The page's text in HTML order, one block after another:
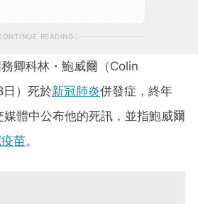
READING
卿科林・鮑威爾（Colin
）死於新冠肺炎併發症，終年
體中公布他的死訊，並指鮑威爾
苗。